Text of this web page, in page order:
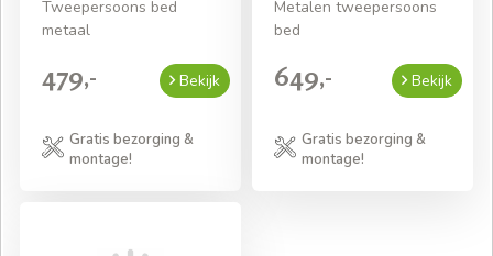
Tweepersoons bed
metaal
479,- Bekijk
Gratis bezorging &
montage!
Metalen tweepersoons
bed
649,- Bekijk
Gratis bezorging &
montage!